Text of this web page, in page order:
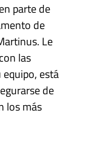
parte de
de
Le
las
está
de
los más